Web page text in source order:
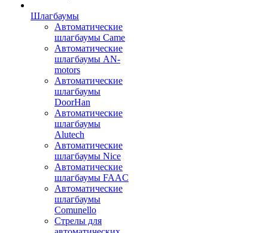
Шлагбаумы
Автоматические
шлагбаумы Came
Автоматические
шлагбаумы AN-
motors
Автоматические
шлагбаумы
DoorHan
Автоматические
шлагбаумы
Alutech
Автоматические
шлагбаумы Nice
Автоматические
шлагбаумы FAAC
Автоматические
шлагбаумы
Comunello
Стрелы для